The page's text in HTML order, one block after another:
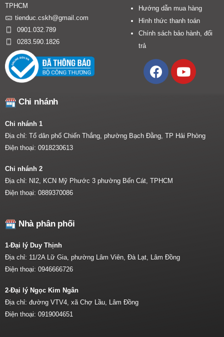
TPHCM
tienduc.cskh@gmail.com
0901.032.789
0283.590.1826
Hướng dẫn mua hàng
Hình thức thanh toán
Chính sách bảo hành, đổi
trả
Chi nhánh
Chi nhánh 1
Địa chỉ: Tổ dân phố Chiến Thắng, phường Bạch Đằng, TP Hải Phòng
Điện thoại: 0918230613
Chi nhánh 2
Địa chỉ: NI2, KCN Mỹ Phước 3 phường Bến Cát, TPHCM
Điện thoại: 0889370086
Nhà phân phối
1-Đại lý Duy Thịnh
Địa chỉ: 11/2A Lữ Gia, phường Lâm Viên, Đà Lạt, Lâm Đồng
Điện thoại: 0946666726
2-Đại lý Ngọc Kim Ngân
Địa chỉ: đường VTV4, xã Chợ Lầu, Lâm Đồng
Điện thoại: 0919004651